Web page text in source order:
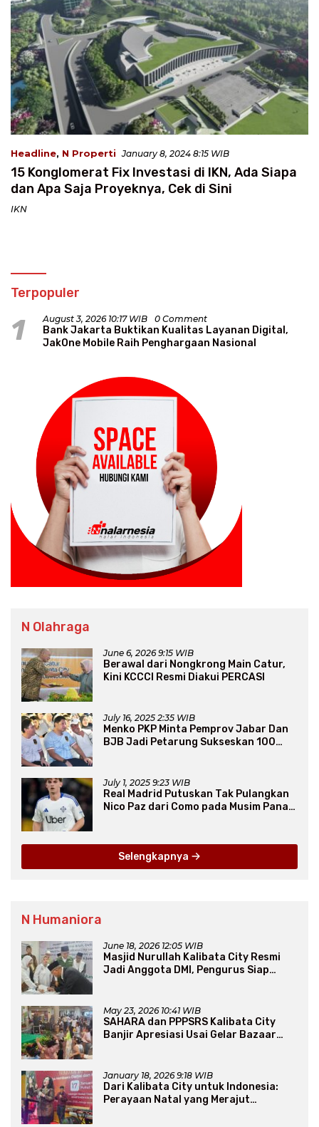
Headline, N Properti January 8, 2024 8:15 WIB
15 Konglomerat Fix Investasi di IKN, Ada Siapa
dan Apa Saja Proyeknya, Cek di Sini
IKN
Terpopuler
1 August 3, 2026 10:17 WIB 0 Comment
Bank Jakarta Buktikan Kualitas Layanan Digital,
JakOne Mobile Raih Penghargaan Nasional
N Olahraga
June 6, 2026 9:15 WIB
Berawal dari Nongkrong Main Catur,
Kini KCCCI Resmi Diakui PERCASI
July 16, 2025 2:35 WIB
Menko PKP Minta Pemprov Jabar Dan
BJB Jadi Petarung Sukseskan 100
July 1, 2025 9:23 WIB
Real Madrid Putuskan Tak Pulangkan
Nico Paz dari Como pada Musim Panas
Selengkapnya
N Humaniora
June 18, 2026 12:05 WIB
Masjid Nurullah Kalibata City Resmi
Jadi Anggota DMI, Pengurus Siap
May 23, 2026 10:41 WIB
SAHARA dan PPPSRS Kalibata City
Banjir Apresiasi Usai Gelar Bazaar
January 18, 2026 9:18 WIB
Dari Kalibata City untuk Indonesia:
Perayaan Natal yang Merajut